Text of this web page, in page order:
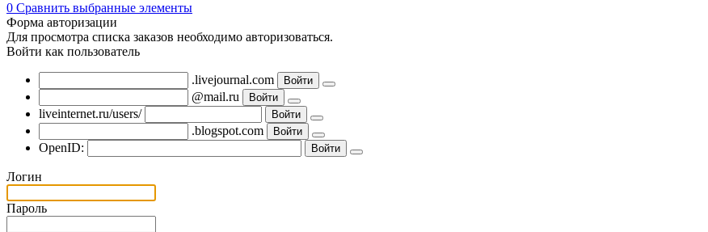
0 Сравнить выбранные элементы
Форма авторизации
Для просмотра списка заказов необходимо авторизоваться.
Войти как пользователь
.livejournal.com
@mail.ru
liveinternet.ru/users/
.blogspot.com
OpenID:
Логин
Пароль